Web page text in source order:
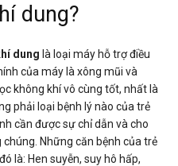
dung?
dung là loại máy hỗ trợ điều
của máy là xông mũi và
không khí vô cùng tốt, nhất là
phải loại bệnh lý nào của trẻ
cần được sự chỉ dẫn và cho
Những căn bệnh của trẻ
đó là: Hen suyễn, suy hô hấp,